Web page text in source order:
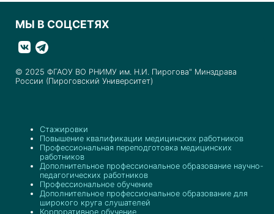
МЫ В СОЦСЕТЯХ
© 2025 ФГАОУ ВО РНИМУ им. Н.И. Пирогова" Минздрава
России (Пироговский Университет)
Стажировки
Повышение квалификации медицинских работников
Профессиональная переподготовка медицинских
работников
Дополнительное профессиональное образование научно-
педагогических работников
Профессиональное обучение
Дополнительное профессиональное образование для
широкого круга слушателей
Корпоративное обучение